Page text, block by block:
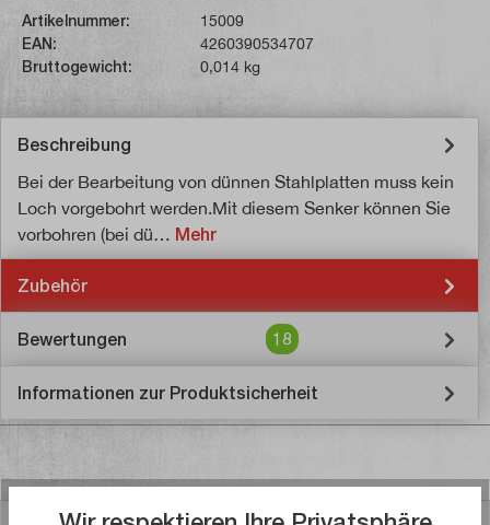
Artikelnummer:
15009
EAN:
4260390534707
Bruttogewicht:
0,014 kg
Beschreibung
Bei der Bearbeitung von dünnen Stahlplatten muss kein
Loch vorgebohrt werden.Mit diesem Senker können Sie
vorbohren (bei dü… Mehr
Zubehör
Bewertungen 18
Informationen zur Produktsicherheit